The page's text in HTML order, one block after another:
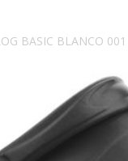
BASIC BLANCO 001